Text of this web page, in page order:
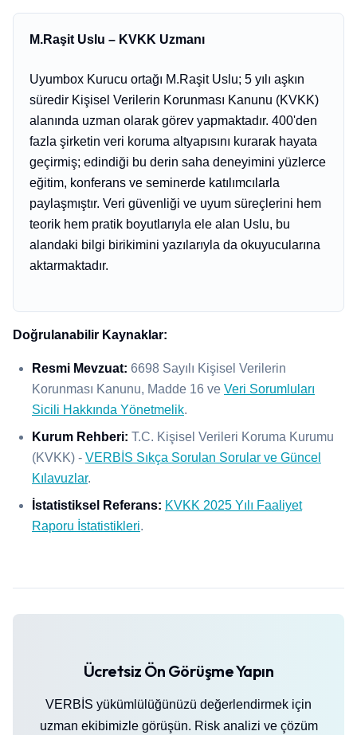
M.Raşit Uslu – KVKK Uzmanı
Uyumbox Kurucu ortağı M.Raşit Uslu; 5 yılı aşkın
süredir Kişisel Verilerin Korunması Kanunu (KVKK)
alanında uzman olarak görev yapmaktadır. 400'den
fazla şirketin veri koruma altyapısını kurarak hayata
geçirmiş; edindiği bu derin saha deneyimini yüzlerce
eğitim, konferans ve seminerde katılımcılarla
paylaşmıştır. Veri güvenliği ve uyum süreçlerini hem
teorik hem pratik boyutlarıyla ele alan Uslu, bu
alandaki bilgi birikimini yazılarıyla da okuyucularına
aktarmaktadır.
Doğrulanabilir Kaynaklar:
Resmi Mevzuat: 6698 Sayılı Kişisel Verilerin
Korunması Kanunu, Madde 16 ve Veri Sorumluları
Sicili Hakkında Yönetmelik.
Kurum Rehberi: T.C. Kişisel Verileri Koruma Kurumu
(KVKK) - VERBİS Sıkça Sorulan Sorular ve Güncel
Kılavuzlar.
İstatistiksel Referans: KVKK 2025 Yılı Faaliyet
Raporu İstatistikleri.
Ücretsiz Ön Görüşme Yapın
VERBİS yükümlülüğünüzü değerlendirmek için
uzman ekibimizle görüşün. Risk analizi ve çözüm